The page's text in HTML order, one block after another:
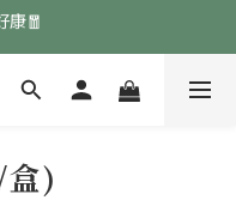
點擊領取👉
點擊領取👉
康🧧
)